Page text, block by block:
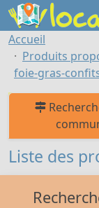
Accueil
Produits
foie-gras-
Liste des